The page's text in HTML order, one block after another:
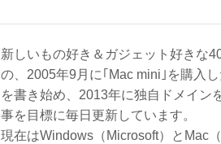
新しいもの好き＆ガジェット好きな
の、2005年9月に｢Mac mini｣を購入
を書き始め、2013年に独自ドメイン
事を目標に毎日更新しています。
現在はWindows（Microsoft）とMac